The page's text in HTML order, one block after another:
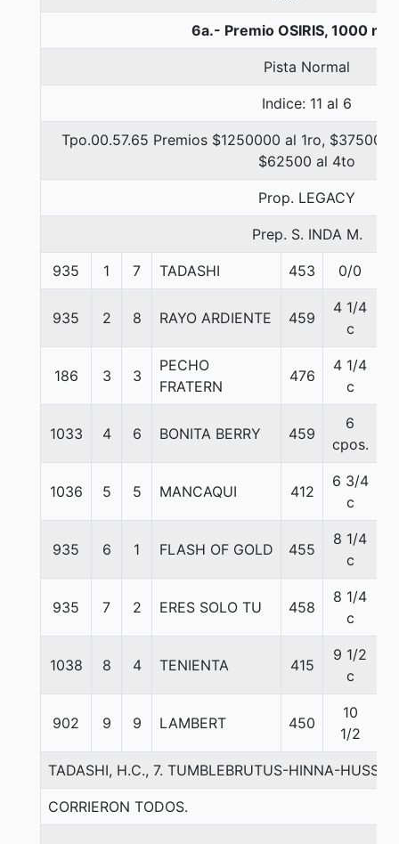
6a.- Premio OSIRIS, 1000
Pista Normal
Indice: 11 al 6
Tpo.00.57.65 Premios $1250000 al 1ro,
$62500 al 4to
Prop. LEGACY
Prep. S. INDA M.
935 1 7 TADASHI 453 0/0
935 2 8 RAYO ARDIENTE 459
4 1/4
c
186 3 3
PECHO
FRATERN
476
4 1/4
c
1033 4 6 BONITA BERRY 459
6
cpos.
1036 5 5 MANCAQUI 412
6 3/4
c
935 6 1 FLASH OF GOLD 455
8 1/4
c
935 7 2 ERES SOLO TU 458
8 1/4
c
1038 8 4 TENIENTA 415
9 1/2
c
902 9 9 LAMBERT 450
10
1/2
TADASHI, H.C., 7. TUMBLEBRUTUS-HINNA-
CORRIERON TODOS.